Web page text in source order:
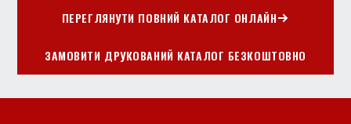
ПЕРЕГЛЯНУТИ ПОВНИЙ КАТАЛОГ ОНЛАЙН
ЗАМОВИТИ ДРУКОВАНИЙ КАТАЛОГ БЕЗКОШТОВНО